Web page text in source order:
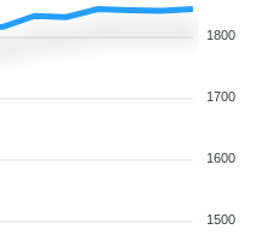
1800
1700
1600
1500